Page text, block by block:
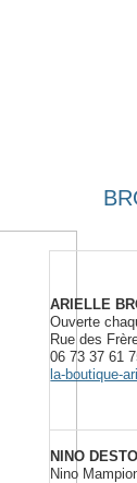
ARIELLE
Ouverte
Rue des
06 73 37 61
la-boutique-
NINO
Nino